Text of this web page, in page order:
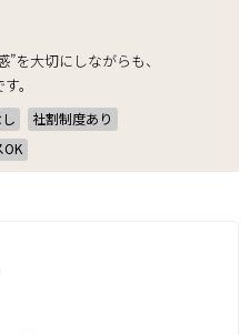
を大切にしながらも、
。
社割制度あり
OK